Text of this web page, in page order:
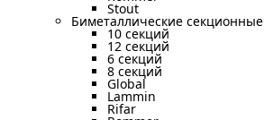
Stout
Биметаллические секционные
10 секций
12 секций
6 секций
8 секций
Global
Lammin
Rifar
Stout
Биметаллические секционные
10 секций
12 секций
6 секций
8 секций
Global
Lammin
Rifar